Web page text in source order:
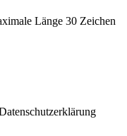
Länge 30 Zeichen